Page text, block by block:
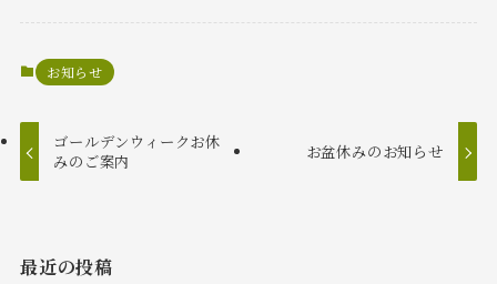
お知らせ
ゴールデンウィークお休
みのご案内
お盆休みのお知らせ
最近の投稿